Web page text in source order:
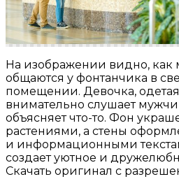
На изображении видно, как
общаются у фонтанчика в
помещении. Девочка,
внимательно слушает
объясняет что-то. Фон
растениями, а стены
и информационными
создает уютное и
Скачать оригинал с